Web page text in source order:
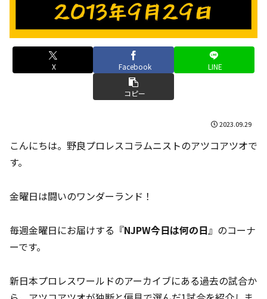
X Facebook LINE
コピー
2023.09.29
こんにちは。野良プロレスコラムニストのアツコアツオで
す。
金曜日は闘いのワンダーランド！
毎週金曜日にお届けする『NJPW今日は何の日』のコーナ
ーです。
新日本プロレスワールドのアーカイブにある過去の試合か